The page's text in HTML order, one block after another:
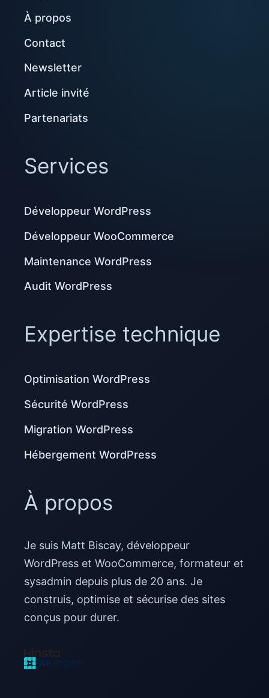
À propos
Contact
Newsletter
Article invité
Partenariats
Services
Développeur WordPress
Développeur WooCommerce
Maintenance WordPress
Audit WordPress
Expertise technique
Optimisation WordPress
Sécurité WordPress
Migration WordPress
Hébergement WordPress
À propos
Je suis Matt Biscay, développeur
WordPress et WooCommerce, formateur et
sysadmin depuis plus de 20 ans. Je
construis, optimise et sécurise des sites
conçus pour durer.